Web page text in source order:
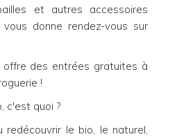
et autres accessoires
donne rendez-vous sur
offre des entrées gratuites à
!
c'est quoi ?
redécouvrir le bio, le naturel,